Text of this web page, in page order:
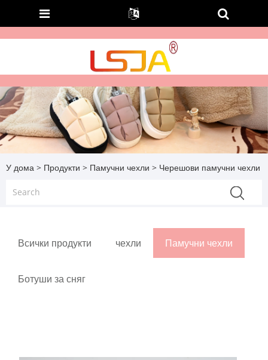
У дома > Продукти > Памучни чехли > Черешови памучни чехли
Всички продукти чехли Памучни чехли
Ботуши за сняг